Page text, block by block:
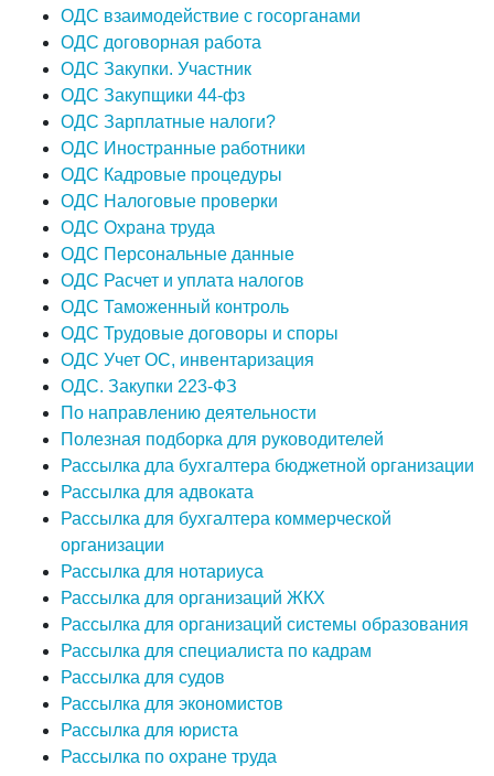
ОДС взаимодействие с госорганами
ОДС договорная работа
ОДС Закупки. Участник
ОДС Закупщики 44-фз
ОДС Зарплатные налоги?
ОДС Иностранные работники
ОДС Кадровые процедуры
ОДС Налоговые проверки
ОДС Охрана труда
ОДС Персональные данные
ОДС Расчет и уплата налогов
ОДС Таможенный контроль
ОДС Трудовые договоры и споры
ОДС Учет ОС, инвентаризация
ОДС. Закупки 223-ФЗ
По направлению деятельности
Полезная подборка для руководителей
Рассылка дла бухгалтера бюджетной организации
Рассылка для адвоката
Рассылка для бухгалтера коммерческой
организации
Рассылка для нотариуса
Рассылка для организаций ЖКХ
Рассылка для организаций системы образования
Рассылка для специалиста по кадрам
Рассылка для судов
Рассылка для экономистов
Рассылка для юриста
Рассылка по охране труда